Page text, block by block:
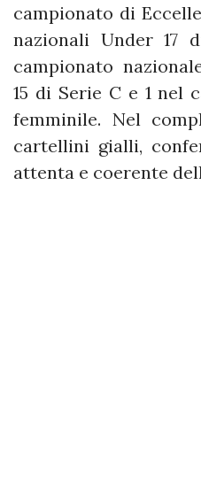
campionato di
nazionali Under 17
campionato
15 di Serie C e 1 nel
femminile. Nel
cartellini gialli,
attenta e coerente